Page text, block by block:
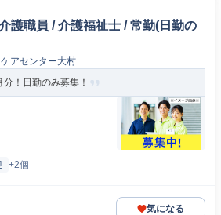
護職員 / 介護福祉士 / 常勤(日勤の
アセンター大村
！日勤のみ募集！
+2個
気になる